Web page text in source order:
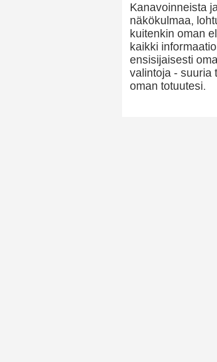
Kanavoinneista
näkökulmaa,
kuitenkin oman
kaikki
ensisijaisesti
valintoja - suuria
oman totuutesi.